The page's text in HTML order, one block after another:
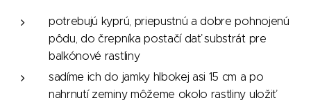
potrebujú kyprú, priepustnú a dobre pohnojenú
pôdu, do črepníka postačí dať substrát pre
balkónové rastliny
sadíme ich do jamky hlbokej asi 15 cm a po
nahrnutí zeminy môžeme okolo rastliny uložiť